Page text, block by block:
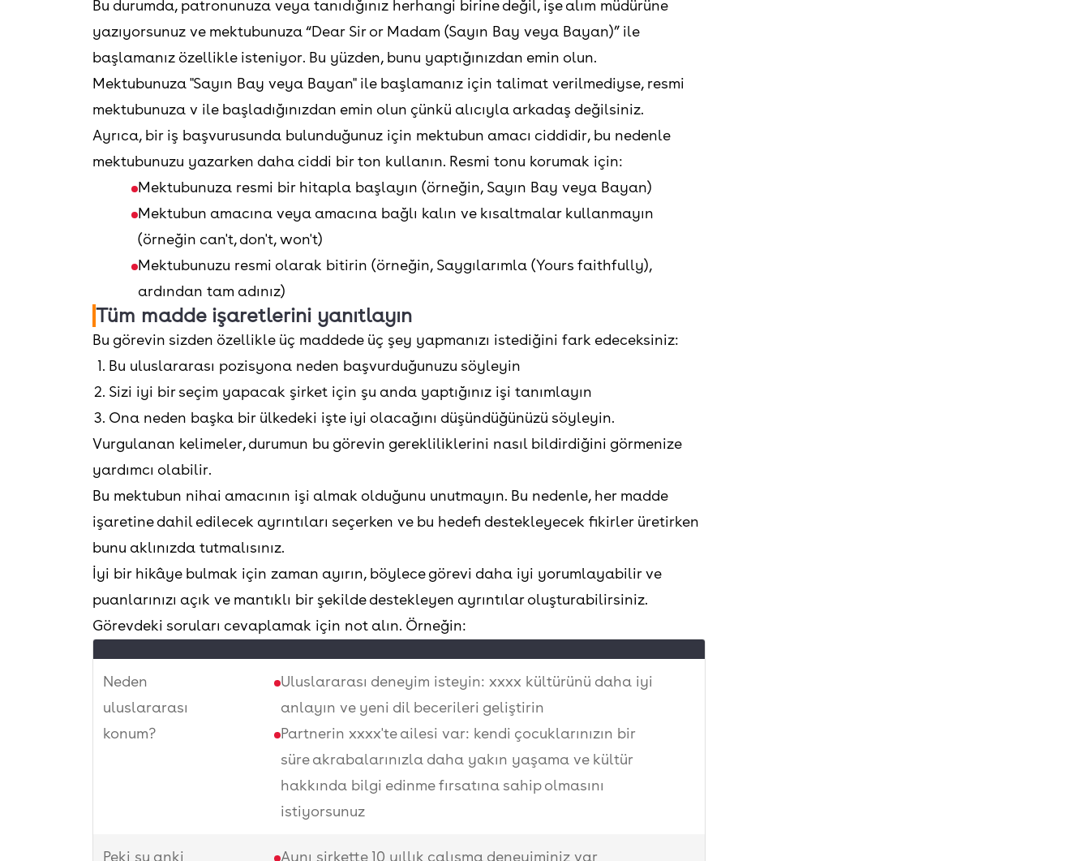
Bu durumda, patronunuza veya tanıdığınız herhangi birine değil, işe alım müdürüne
yazıyorsunuz ve mektubunuza “Dear Sir or Madam (Sayın Bay veya Bayan)” ile
başlamanız özellikle isteniyor. Bu yüzden, bunu yaptığınızdan emin olun.
Mektubunuza "Sayın Bay veya Bayan" ile başlamanız için talimat verilmediyse, resmi
mektubunuza v ile başladığınızdan emin olun çünkü alıcıyla arkadaş değilsiniz.
Ayrıca, bir iş başvurusunda bulunduğunuz için mektubun amacı ciddidir, bu nedenle
mektubunuzu yazarken daha ciddi bir ton kullanın. Resmi tonu korumak için:
Mektubunuza resmi bir hitapla başlayın (örneğin, Sayın Bay veya Bayan)
Mektubun amacına veya amacına bağlı kalın ve kısaltmalar kullanmayın
(örneğin can't, don't, won't)
Mektubunuzu resmi olarak bitirin (örneğin, Saygılarımla (Yours faithfully),
ardından tam adınız)
Tüm madde işaretlerini yanıtlayın
Bu görevin sizden özellikle üç maddede üç şey yapmanızı istediğini fark edeceksiniz:
Bu uluslararası pozisyona neden başvurduğunuzu söyleyin
Sizi iyi bir seçim yapacak şirket için şu anda yaptığınız işi tanımlayın
Ona neden başka bir ülkedeki işte iyi olacağını düşündüğünüzü söyleyin.
Vurgulanan kelimeler, durumun bu görevin gerekliliklerini nasıl bildirdiğini görmenize
yardımcı olabilir.
Bu mektubun nihai amacının işi almak olduğunu unutmayın. Bu nedenle, her madde
işaretine dahil edilecek ayrıntıları seçerken ve bu hedefi destekleyecek fikirler üretirken
bunu aklınızda tutmalısınız.
İyi bir hikâye bulmak için zaman ayırın, böylece görevi daha iyi yorumlayabilir ve
puanlarınızı açık ve mantıklı bir şekilde destekleyen ayrıntılar oluşturabilirsiniz.
Görevdeki soruları cevaplamak için not alın. Örneğin:
Neden
uluslararası
konum?
Uluslararası deneyim isteyin: xxxx kültürünü daha iyi
anlayın ve yeni dil becerileri geliştirin
Partnerin xxxx'te ailesi var: kendi çocuklarınızın bir
süre akrabalarınızla daha yakın yaşama ve kültür
hakkında bilgi edinme fırsatına sahip olmasını
istiyorsunuz
Peki şu anki Aynı şirkette 10 yıllık çalışma deneyiminiz var